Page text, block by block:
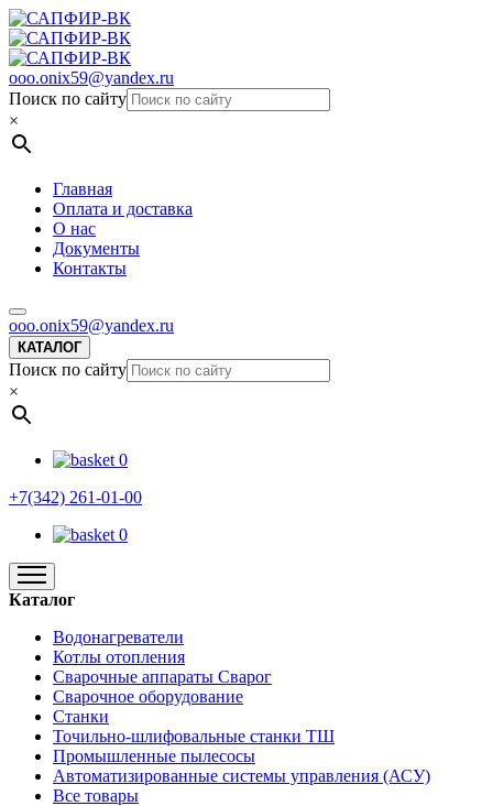
ooo.onix59@yandex.ru
Поиск по сайту
×
Главная
Оплата и доставка
О нас
Документы
Контакты
ooo.onix59@yandex.ru
КАТАЛОГ
Поиск по сайту
×
0
+7(342) 261-01-00
0
Каталог
Водонагреватели
Котлы отопления
Сварочные аппараты Сварог
Сварочное оборудование
Станки
Точильно-шлифовальные станки ТШ
Промышленные пылесосы
Автоматизированные системы управления (АСУ)
Все товары